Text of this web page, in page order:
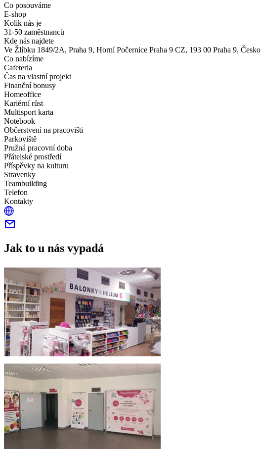
Co posouváme
E-shop
Kolik nás je
31-50 zaměstnanců
Kde nás najdete
Ve Žlíbku 1849/2A, Praha 9, Horní Počernice Praha 9 CZ, 193 00 Praha 9, Česko
Co nabízíme
Cafeteria
Čas na vlastní projekt
Finanční bonusy
Homeoffice
Kariérní růst
Multisport karta
Notebook
Občerstvení na pracovišti
Parkoviště
Pružná pracovní doba
Přátelské prostředí
Příspěvky na kulturu
Stravenky
Teambuilding
Telefon
Kontakty
Jak to u nás vypadá